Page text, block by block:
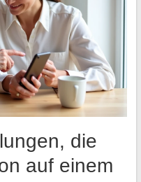
die
auf einem